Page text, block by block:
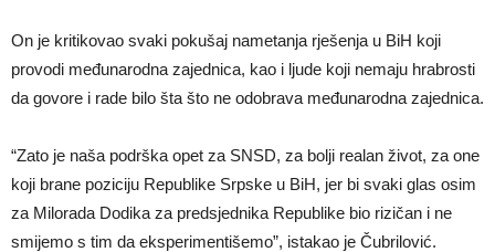
On je kritikovao svaki pokušaj nametanja rješenja u BiH koji
provodi međunarodna zajednica, kao i ljude koji nemaju hrabrosti
da govore i rade bilo šta što ne odobrava međunarodna zajednica.
“Zato je naša podrška opet za SNSD, za bolji realan život, za one
koji brane poziciju Republike Srpske u BiH, jer bi svaki glas osim
za Milorada Dodika za predsjednika Republike bio rizičan i ne
smijemo s tim da eksperimentišemo”, istakao je Čubrilović.